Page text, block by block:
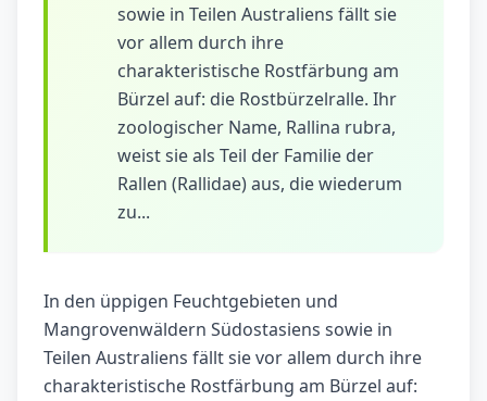
sowie in Teilen Australiens fällt sie
vor allem durch ihre
charakteristische Rostfärbung am
Bürzel auf: die Rostbürzelralle. Ihr
zoologischer Name, Rallina rubra,
weist sie als Teil der Familie der
Rallen (Rallidae) aus, die wiederum
zu...
In den üppigen Feuchtgebieten und
Mangrovenwäldern Südostasiens sowie in
Teilen Australiens fällt sie vor allem durch ihre
charakteristische Rostfärbung am Bürzel auf: